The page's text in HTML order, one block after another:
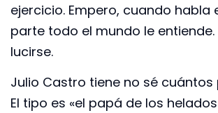
ejercicio. Empero, cuando habla
parte todo el mundo le entiende.
lucirse.
Julio Castro tiene no sé
El tipo es «el papá de los